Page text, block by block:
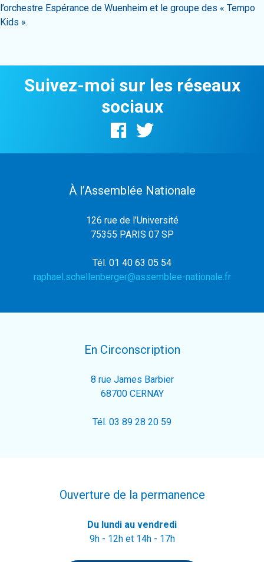
l’orchestre Espérance de Wuenheim et le groupe des « Tempo
Kids ».
Suivez-moi sur les réseaux
sociaux
À l’Assemblée Nationale
126 rue de l’Université
75355 PARIS 07 SP
Tél. 01 40 63 05 54
raphael.schellenberger@assemblee-nationale.fr
En Circonscription
8 rue James Barbier
68700 CERNAY
Tél. 03 89 28 20 59
Ouverture de la permanence
Du lundi au vendredi
9h - 12h et 14h - 17h